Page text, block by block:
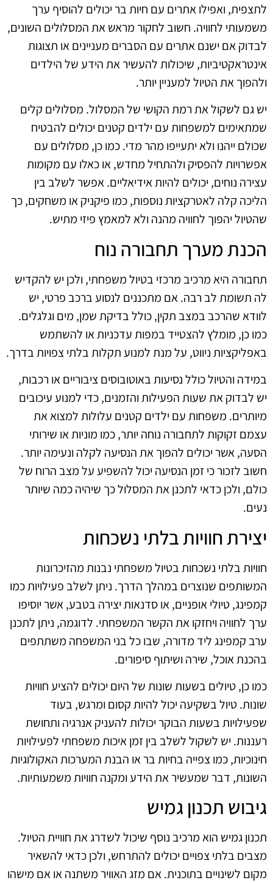
לתצפית, ואפילו אתרים עם חיות בר יכולים להוסיף ערך
משמעותי לחוויה. חשוב לחקור מראש את המסלולים השונים,
לבדוק אם ישנם אתרים עם הסברים מעניינים או תצוגות
אינטראקטיביות, שיכולות להעשיר את הידע של הילדים
ולהפוך את הטיול למעניין יותר.
יש גם לשקול את רמת הקושי של המסלול. מסלולים קלים
שמתאימים למשפחות עם ילדים קטנים יכולים להבטיח
שכולם ייהנו ולא יתעייפו מהר מדי. כמו כן, מסלולים עם
אפשרויות להפסיק ולהתחיל מחדש, או כאלו עם מקומות
עצירה נוחים, יכולים להיות אידיאליים. אפשר לשלב בין
הליכה קלה לאטרקציות נוספות, כמו פיקניק או משחקים, כך
שהטיול יהפוך לחוויה מהנה ולא למאמץ פיזי מתיש.
הכנת מערך תחבורה נוח
תחבורה היא מרכיב מרכזי בטיול משפחתי, ולכן יש להקדיש
לה תשומת לב רבה. אם מתכננים לנסוע ברכב פרטי, יש
לוודא שהרכב במצב תקין, כולל בדיקת שמן, מים וגלגלים.
כמו כן, מומלץ להצטייד במפות עדכניות או להשתמש
באפליקציות ניווט, על מנת למנוע תקלות בלתי צפויות בדרך.
במידה והטיול כולל נסיעות באוטובוסים ציבוריים או רכבות,
יש לבדוק את שעות הפעילות והזמנים, כדי למנוע עיכובים
מיותרים. משפחות עם ילדים קטנים עלולות למצוא את
עצמם זקוקות לתחבורה נוחה יותר, כמו מוניות או שירותי
הסעה, אשר יכולים להפוך את הנסיעה לקלה ונעימה יותר.
חשוב לזכור כי זמן הנסיעה יכול להשפיע על מצב הרוח של
כולם, ולכן כדאי לתכנן את המסלול כך שיהיה כמה שיותר
נעים.
יצירת חוויות בלתי נשכחות
חוויות בלתי נשכחות בטיול משפחתי נבנות מהזיכרונות
המשותפים שנוצרים במהלך הדרך. ניתן לשלב פעילויות כמו
קמפינג, טיולי אופניים, או סדנאות יצירה בטבע, אשר יוסיפו
ערך לחוויה ויחזקו את הקשר המשפחתי. לדוגמה, ניתן לתכנן
ערב קמפינג ליד מדורה, שבו כל בני המשפחה משתתפים
בהכנת אוכל, שירה ושיתוף סיפורים.
כמו כן, טיולים בשעות שונות של היום יכולים להציע חוויות
שונות. טיול בשקיעה יכול להיות קסום ומרגש, בעוד
שפעילויות בשעות הבוקר יכולות להעניק אנרגיה ותחושת
רעננות. יש לשקול לשלב בין זמן איכות משפחתי לפעילויות
חינוכיות, כמו צפייה בחיות בר או הבנת המערכות האקולוגיות
השונות, דבר שמעשיר את הידע ומקנה חוויות משמעותיות.
גיבוש תכנון גמיש
תכנון גמיש הוא מרכיב נוסף שיכול לשדרג את חוויית הטיול.
מצבים בלתי צפויים יכולים להתרחש, ולכן כדאי להשאיר
מקום לשינויים בתוכנית. אם מזג האוויר משתנה או אם מישהו